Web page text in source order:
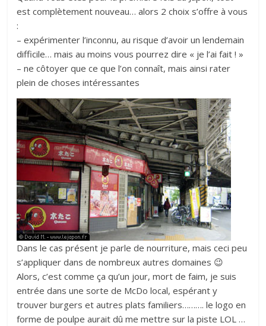
est complètement nouveau… alors 2 choix s’offre à vous
:
– expérimenter l’inconnu, au risque d’avoir un lendemain
difficile… mais au moins vous pourrez dire « je l’ai fait ! »
– ne côtoyer que ce que l’on connaît, mais ainsi rater
plein de choses intéressantes
Dans le cas présent je parle de nourriture, mais ceci peu
s’appliquer dans de nombreux autres domaines 😉
Alors, c’est comme ça qu’un jour, mort de faim, je suis
entrée dans une sorte de McDo local, espérant y
trouver burgers et autres plats familiers………. le logo en
forme de poulpe aurait dû me mettre sur la piste LOL …